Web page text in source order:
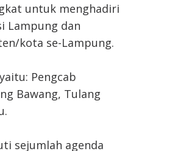
untuk menghadiri
Lampung dan
kota se-Lampung.
Pengcab
Bawang, Tulang
sejumlah agenda